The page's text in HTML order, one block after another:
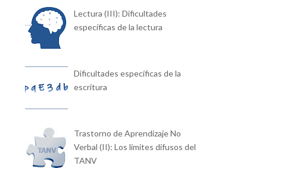
Lectura (III): Dificultades
específicas de la lectura
Dificultades específicas de la
escritura
Trastorno de Aprendizaje No
Verbal (II): Los límites difusos del
TANV